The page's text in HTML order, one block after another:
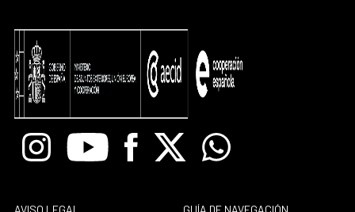
InstagramYoutube Facebook
X Whatsapp